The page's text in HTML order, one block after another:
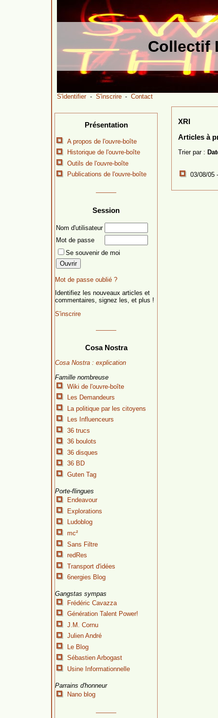
Collectif
S'identifier - S'inscrire - Contact
Présentation
A propos de l'ouvre-boîte
Historique de l'ouvre-boîte
Outils de l'ouvre-boîte
Publications de l'ouvre-boîte
Session
Nom d'utilisateur
Mot de passe
Se souvenir de moi
Mot de passe oublié ?
Identifiez les nouveaux articles et
commentaires, signez les, et plus !
S'inscrire
Cosa Nostra
Cosa Nostra : explication
Famille nombreuse
Wiki de l'ouvre-boîte
Les Demandeurs
La politique par les citoyens
Les Influenceurs
36 trucs
36 boulots
36 disques
36 BD
Guten Tag
Porte-flingues
Endeavour
Explorations
Ludoblog
mc²
Sans Filtre
redRes
Transport d'idées
6nergies Blog
Gangstas sympas
Frédéric Cavazza
Génération Talent Power!
J.M. Cornu
Julien André
Le Blog
Sébastien Arbogast
Usine Informationnelle
Parrains d'honneur
Nano blog
XRI
Articles à
Trier par :
03/08/05